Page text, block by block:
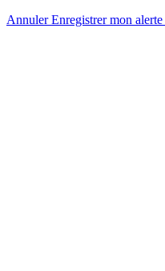
AnnulerEnregistrer mon alerte